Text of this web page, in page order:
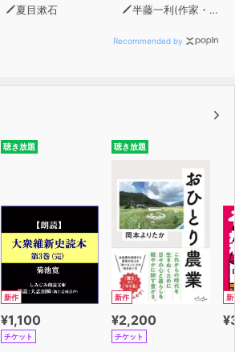
夏目漱石 半藤一利(作家・昭和史研究家)
Recommended by
聴き放題
新作
¥1,100
チケット
聴き放題
新作
¥2,200
チケット
新